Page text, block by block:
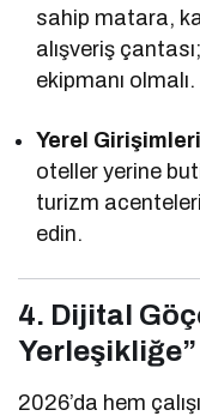
sahip matara,
alışveriş
ekipmanı olmalı.
Yerel
oteller yerine
turizm
edin.
4. Dijital
Yerleşikliğe”
2026’da hem